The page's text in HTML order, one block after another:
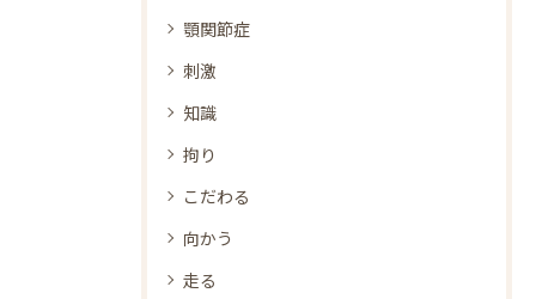
顎関節症
刺激
知識
拘り
こだわる
向かう
走る